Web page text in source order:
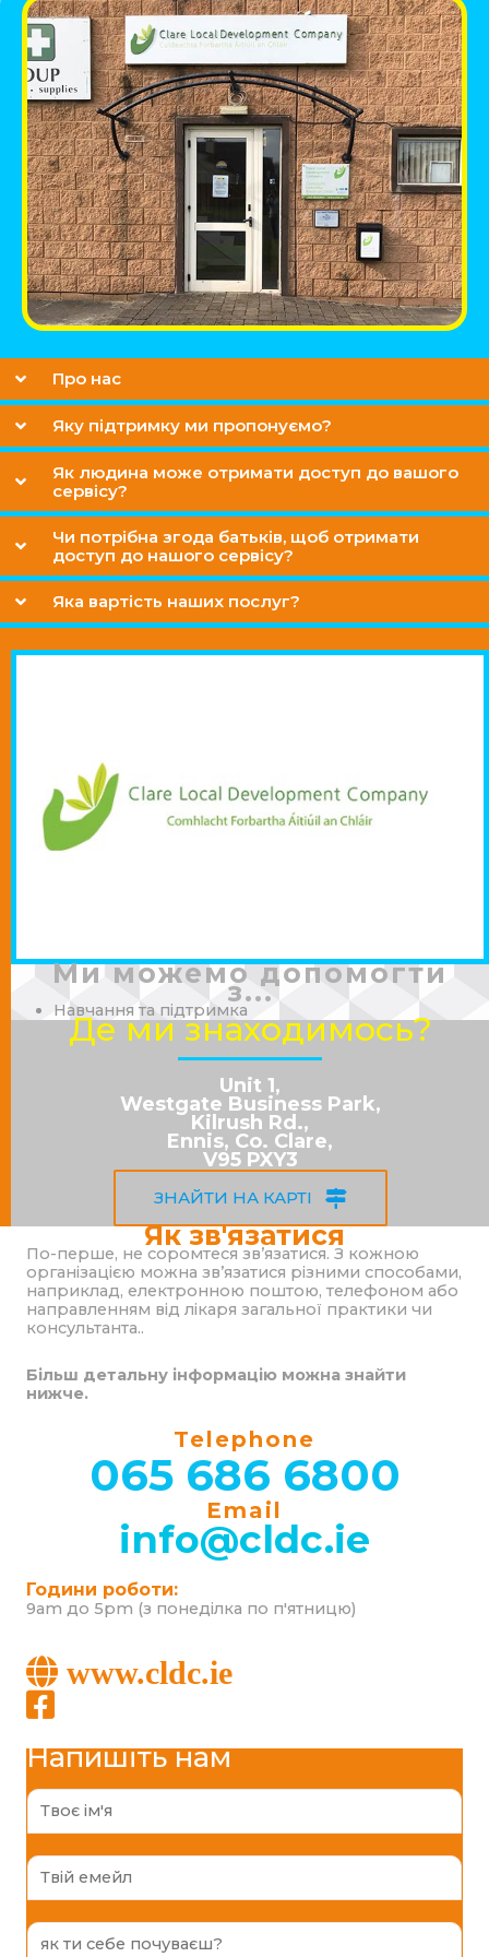
Про нас
Яку підтримку ми пропонуємо?
Як людина може отримати доступ до вашого
сервісу?
Чи потрібна згода батьків, щоб отримати
доступ до нашого сервісу?
Яка вартість наших послуг?
Ми можемо допомогти
з...
Навчання та підтримка
Де ми знаходимось?
Unit 1,
Westgate Business Park,
Kilrush Rd.,
Ennis, Co. Clare,
V95 PXY3
ЗНАЙТИ НА КАРТІ
Як зв'язатися
По-перше, не соромтеся зв’язатися. З кожною
організацією можна зв’язатися різними способами,
наприклад, електронною поштою, телефоном або
направленням від лікаря загальної практики чи
консультанта..
Більш детальну інформацію можна знайти
нижче.
Telephone
065 686 6800
Email
info@cldc.ie
Години роботи:
9am до 5pm (з понеділка по п'ятницю)
www.cldc.ie
Напишіть нам
N
m
e
*E
a
lF